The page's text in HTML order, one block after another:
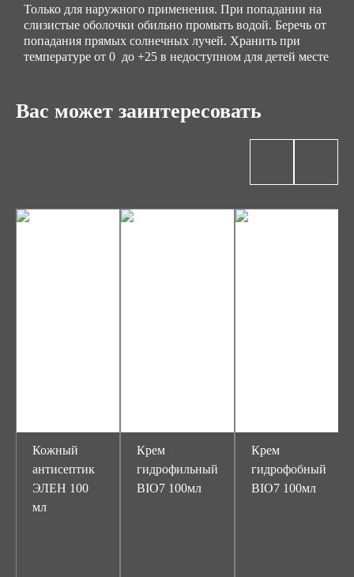
Только для наружного применения. При попадании на
слизистые оболочки обильно промыть водой. Беречь от
попадания прямых солнечных лучей. Хранить при
температуре от 0 до +25 в недоступном для детей месте
Вас может заинтересовать
Кожный
антисептик
ЭЛЕН 100
мл
Крем
гидрофильный
BIO7 100мл
Крем
гидрофобный
BIO7 100мл